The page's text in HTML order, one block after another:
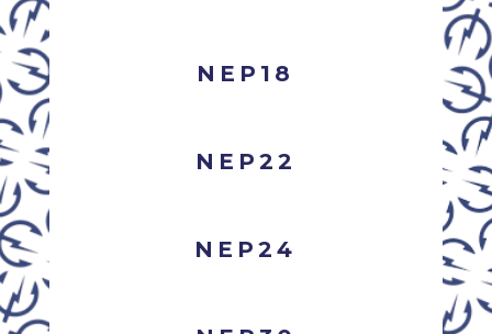
NEP18
NEP22
NEP24